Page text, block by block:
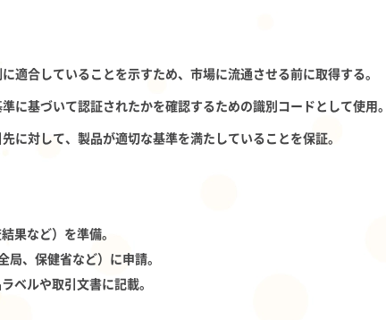
適合していることを示すため、市場に流通させる前に取得する。
に基づいて認証されたかを確認するための識別コードとして使用
に対して、製品が適切な基準を満たしていることを保証。
果など）を準備。
、保健省など）に申請。
ベルや取引文書に記載。